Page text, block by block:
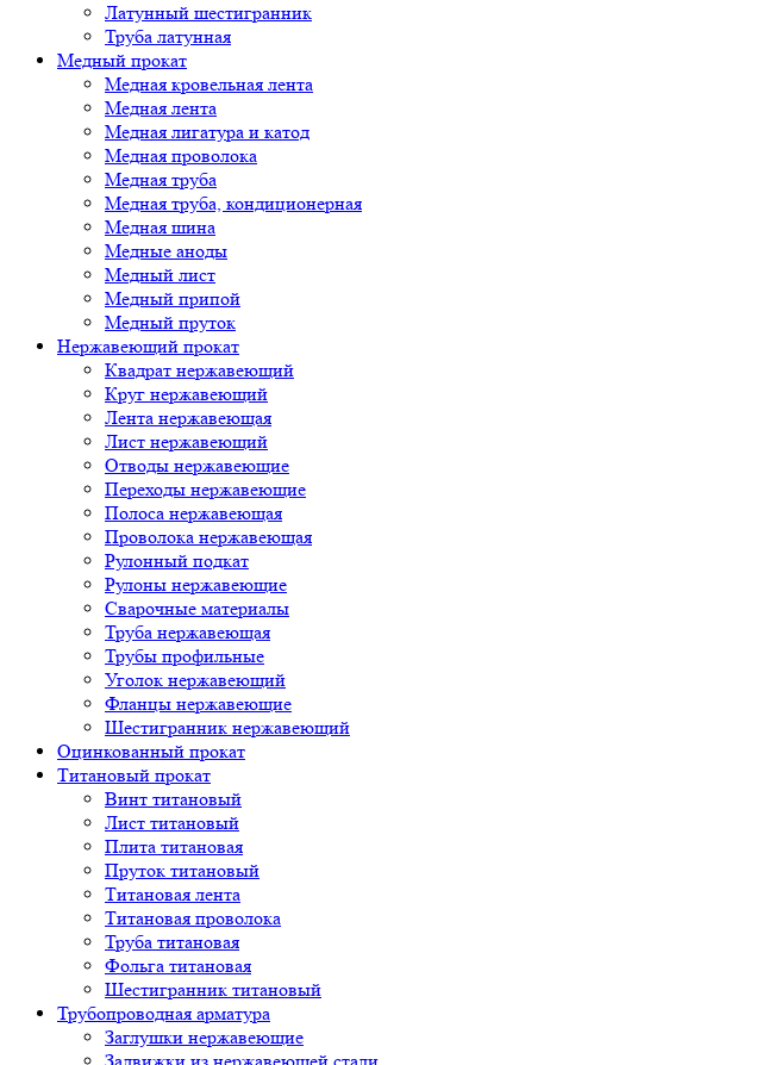
Латунный шестигранник
Труба латунная
Медный прокат
Медная кровельная лента
Медная лента
Медная лигатура и катод
Медная проволока
Медная труба
Медная труба, кондиционерная
Медная шина
Медные аноды
Медный лист
Медный припой
Медный пруток
Нержавеющий прокат
Квадрат нержавеющий
Круг нержавеющий
Лента нержавеющая
Лист нержавеющий
Отводы нержавеющие
Переходы нержавеющие
Полоса нержавеющая
Проволока нержавеющая
Рулонный подкат
Рулоны нержавеющие
Сварочные материалы
Труба нержавеющая
Трубы профильные
Уголок нержавеющий
Фланцы нержавеющие
Шестигранник нержавеющий
Оцинкованный прокат
Титановый прокат
Винт титановый
Лист титановый
Плита титановая
Пруток титановый
Титановая лента
Титановая проволока
Труба титановая
Фольга титановая
Шестигранник титановый
Трубопроводная арматура
Заглушки нержавеющие